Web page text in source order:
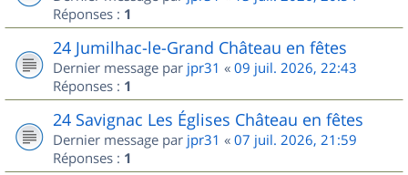
Réponses : 1
24 Jumilhac-le-Grand Château en fêtes
Dernier message par jpr31 « 09 juil. 2026, 22:43
Réponses : 1
24 Savignac Les Églises Château en fêtes
Dernier message par jpr31 « 07 juil. 2026, 21:59
Réponses : 1